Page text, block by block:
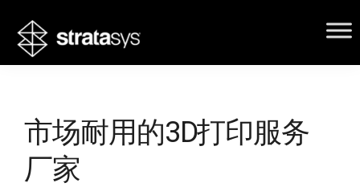
市场耐用的3D打印服务
厂家